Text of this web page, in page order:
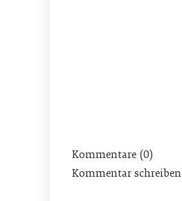
Kommentare (0)
Kommentar schreiben